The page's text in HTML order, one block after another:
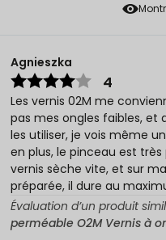
Agnieszka
4
Les vernis 02M me
pas mes ongles faibles, et
les utiliser, je vois même
en plus, le pinceau est
vernis sèche vite, et sur
préparée, il dure au
Évaluation d’un produit
perméable O2M Vernis à